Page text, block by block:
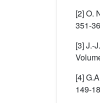
[2]O.
351-
[3]J.-
[4]
149-